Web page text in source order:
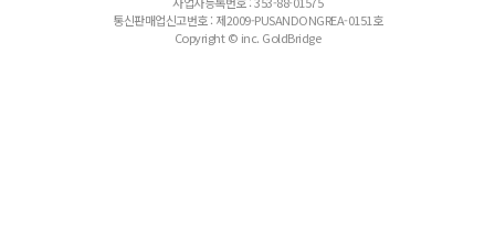
통신판매업신고번호 : 제2009-PUSANDONGREA-0151호
Copyright © inc. GoldBridge